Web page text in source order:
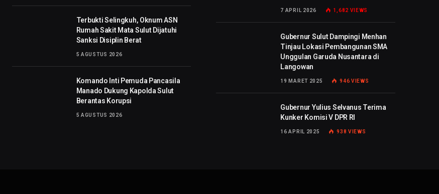
Terbukti Selingkuh, Oknum ASN
Rumah Sakit Mata Sulut Dijatuhi
Sanksi Disiplin Berat
5 AGUSTUS 2026
Komando Inti Pemuda Pancasila
Manado Dukung Kapolda Sulut
Berantas Korupsi
5 AGUSTUS 2026
7 APRIL 2026 1,682 VIEWS
Gubernur Sulut Dampingi Menhan
Tinjau Lokasi Pembangunan SMA
Unggulan Garuda Nusantara di
Langowan
19 MARET 2025 946 VIEWS
Gubernur Yulius Selvanus Terima
Kunker Komisi V DPR RI
16 APRIL 2025 938 VIEWS